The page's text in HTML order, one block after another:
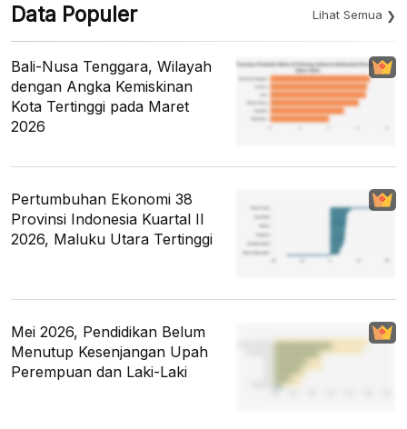
Data Populer Lihat Semua
Bali-Nusa Tenggara, Wilayah
dengan Angka Kemiskinan
Kota Tertinggi pada Maret
2026
Pertumbuhan Ekonomi 38
Provinsi Indonesia Kuartal II
2026, Maluku Utara Tertinggi
Mei 2026, Pendidikan Belum
Menutup Kesenjangan Upah
Perempuan dan Laki-Laki